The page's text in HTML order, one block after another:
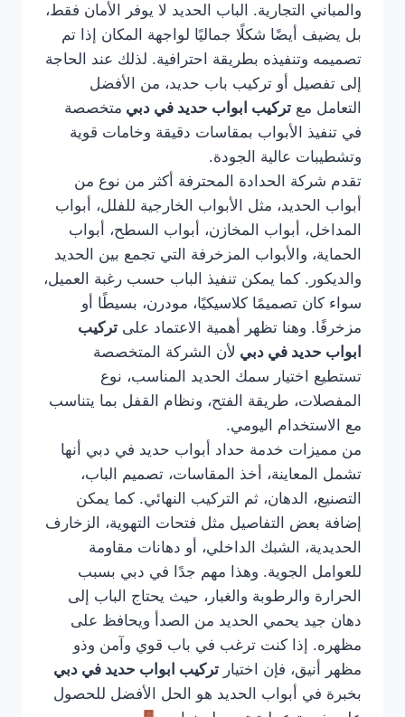
والمباني التجارية. الباب الحديد لا يوفر الأمان فقط،
بل يضيف أيضًا شكلًا جماليًا لواجهة المكان إذا تم
تصميمه وتنفيذه بطريقة احترافية. لذلك عند الحاجة
إلى تفصيل أو تركيب باب حديد، من الأفضل
التعامل مع تركيب ابواب حديد في دبي متخصصة
في تنفيذ الأبواب بمقاسات دقيقة وخامات قوية
وتشطيبات عالية الجودة.
تقدم شركة الحدادة المحترفة أكثر من نوع من
أبواب الحديد، مثل الأبواب الخارجية للفلل، أبواب
المداخل، أبواب المخازن، أبواب السطح، أبواب
الحماية، والأبواب المزخرفة التي تجمع بين الحديد
والديكور. كما يمكن تنفيذ الباب حسب رغبة العميل،
سواء كان تصميمًا كلاسيكيًا، مودرن، بسيطًا أو
مزخرفًا. وهنا تظهر أهمية الاعتماد على تركيب
ابواب حديد في دبي لأن الشركة المتخصصة
تستطيع اختيار سمك الحديد المناسب، نوع
المفصلات، طريقة الفتح، ونظام القفل بما يتناسب
مع الاستخدام اليومي.
من مميزات خدمة حداد أبواب حديد في دبي أنها
تشمل المعاينة، أخذ المقاسات، تصميم الباب،
التصنيع، الدهان، ثم التركيب النهائي. كما يمكن
إضافة بعض التفاصيل مثل فتحات التهوية، الزخارف
الحديدية، الشبك الداخلي، أو دهانات مقاومة
للعوامل الجوية. وهذا مهم جدًا في دبي بسبب
الحرارة والرطوبة والغبار، حيث يحتاج الباب إلى
دهان جيد يحمي الحديد من الصدأ ويحافظ على
مظهره. إذا كنت ترغب في باب قوي وآمن وذو
مظهر أنيق، فإن اختيار تركيب ابواب حديد في دبي
بخبرة في أبواب الحديد هو الحل الأفضل للحصول